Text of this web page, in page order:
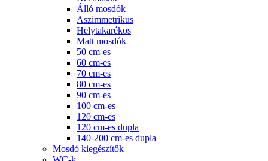
Álló mosdók
Aszimmetrikus
Helytakarékos
Matt mosdók
50 cm-es
60 cm-es
70 cm-es
80 cm-es
90 cm-es
100 cm-es
120 cm-es
120 cm-es dupla
140-200 cm-es dupla
Mosdó kiegészítők